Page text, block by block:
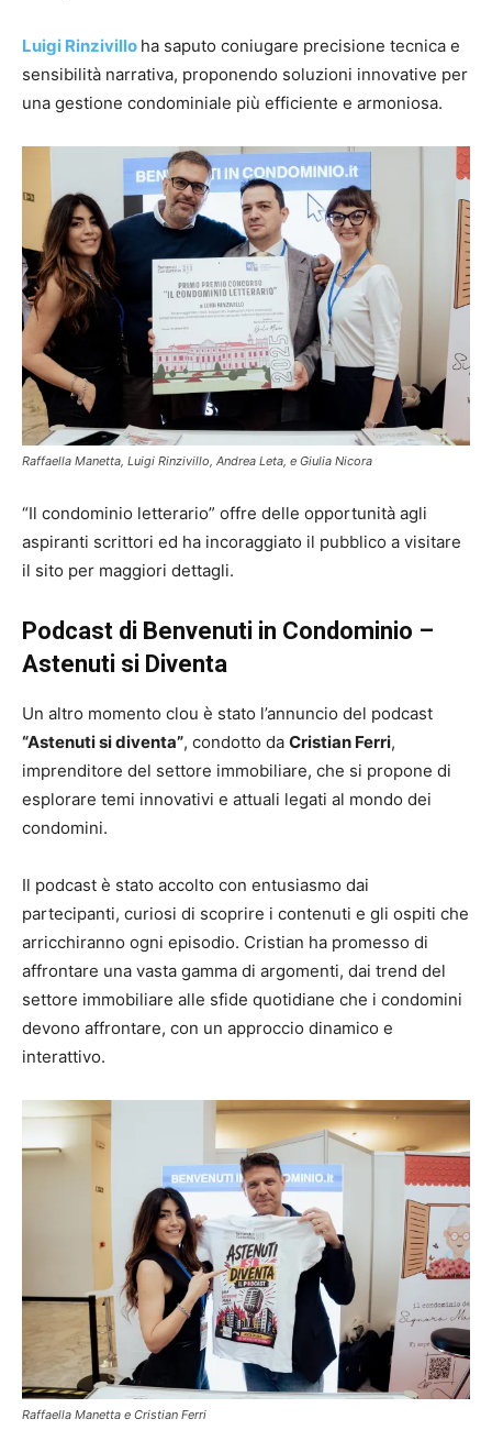
Luigi Rinzivillo ha saputo coniugare precisione tecnica e
sensibilità narrativa, proponendo soluzioni innovative per
una gestione condominiale più efficiente e armoniosa.
Raffaella Manetta, Luigi Rinzivillo, Andrea Leta, e Giulia Nicora
“Il condominio letterario” offre delle opportunità agli
aspiranti scrittori ed ha incoraggiato il pubblico a visitare
il sito per maggiori dettagli.
Podcast di Benvenuti in Condominio –
Astenuti si Diventa
Un altro momento clou è stato l’annuncio del podcast
“Astenuti si diventa”, condotto da Cristian Ferri,
imprenditore del settore immobiliare, che si propone di
esplorare temi innovativi e attuali legati al mondo dei
condomini.
Il podcast è stato accolto con entusiasmo dai
partecipanti, curiosi di scoprire i contenuti e gli ospiti che
arricchiranno ogni episodio. Cristian ha promesso di
affrontare una vasta gamma di argomenti, dai trend del
settore immobiliare alle sfide quotidiane che i condomini
devono affrontare, con un approccio dinamico e
interattivo.
Raffaella Manetta e Cristian Ferri